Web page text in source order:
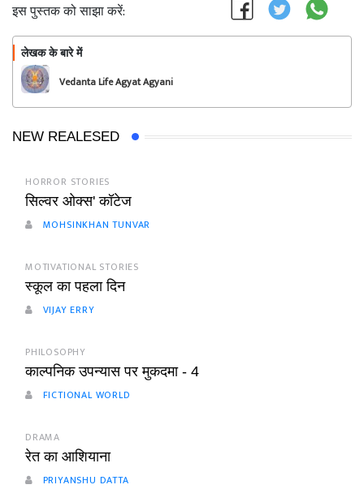
इस पुस्तक को साझा करें:
लेखक के बारे में
Vedanta Life Agyat Agyani
NEW REALESED
HORROR STORIES
सिल्वर ओक्स' कॉटेज
MOHSINKHAN TUNVAR
MOTIVATIONAL STORIES
स्कूल का पहला दिन
VIJAY ERRY
PHILOSOPHY
काल्पनिक उपन्यास पर मुकदमा - 4
FICTIONAL WORLD
DRAMA
रेत का आशियाना
PRIYANSHU DATTA